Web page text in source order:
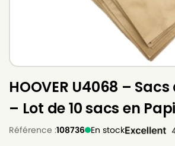
HOOVER U4068 –
– Lot de 10 sacs en
Référence :108736 En stock